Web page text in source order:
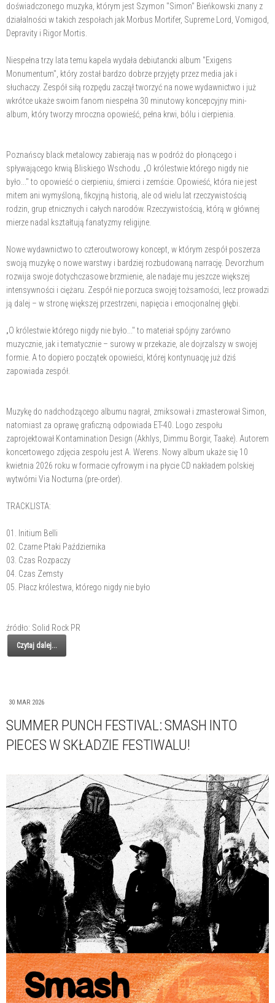
doświadczonego muzyka, którym jest Szymon "Simon" Bieńkowski znany z
działalności w takich zespołach jak Morbus Mortifer, Supreme Lord, Vomigod,
Depravity i Rigor Mortis.
Niespełna trzy lata temu kapela wydała debiutancki album "Exigens
Monumentum", który został bardzo dobrze przyjęty przez media jak i
słuchaczy. Zespół siłą rozpędu zaczął tworzyć na nowe wydawnictwo i już
wkrótce ukaże swoim fanom niespełna 30 minutowy koncepcyjny mini-
album, który tworzy mroczna opowieść, pełna krwi, bólu i cierpienia.
Poznańscy black metalowcy zabierają nas w podróż do płonącego i
spływającego krwią Bliskiego Wschodu. „O królestwie którego nigdy nie
było..." to opowieść o cierpieniu, śmierci i zemście. Opowieść, która nie jest
mitem ani wymyśloną, fikcyjną historią, ale od wielu lat rzeczywistością
rodzin, grup etnicznych i całych narodów. Rzeczywistością, którą w głównej
mierze nadal kształtują fanatyzmy religijne.
Nowe wydawnictwo to czteroutworowy koncept, w którym zespół poszerza
swoją muzykę o nowe warstwy i bardziej rozbudowaną narrację. Devorzhum
rozwija swoje dotychczasowe brzmienie, ale nadaje mu jeszcze większej
intensywności i ciężaru. Zespół nie porzuca swojej tożsamości, lecz prowadzi
ją dalej – w stronę większej przestrzeni, napięcia i emocjonalnej głębi.
„O królestwie którego nigdy nie było..." to materiał spójny zarówno
muzycznie, jak i tematycznie – surowy w przekazie, ale dojrzalszy w swojej
formie. A to dopiero początek opowieści, której kontynuację już dziś
zapowiada zespół.
Muzykę do nadchodzącego albumu nagrał, zmiksował i zmasterował Simon,
natomiast za oprawę graficzną odpowiada ET-40. Logo zespołu
zaprojektował Kontamination Design (Akhlys, Dimmu Borgir, Taake). Autorem
koncertowego zdjęcia zespołu jest A. Werens. Nowy album ukaże się 10
kwietnia 2026 roku w formacie cyfrowym i na płycie CD nakładem polskiej
wytwórni Via Nocturna (pre-order).
TRACKLISTA:
01. Initium Belli
02. Czarne Ptaki Października
03. Czas Rozpaczy
04. Czas Zemsty
05. Płacz królestwa, którego nigdy nie było
źródło: Solid Rock PR
Czytaj dalej...
30 MAR 2026
SUMMER PUNCH FESTIVAL: SMASH INTO
PIECES W SKŁADZIE FESTIWALU!